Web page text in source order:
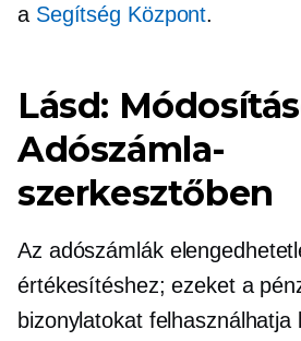
a Segítség Központ.
Lásd:
Adószámla-
szerkesztőben
Az adószámlák
értékesítéshez; ezeket a
bizonylatokat felhasználhatja